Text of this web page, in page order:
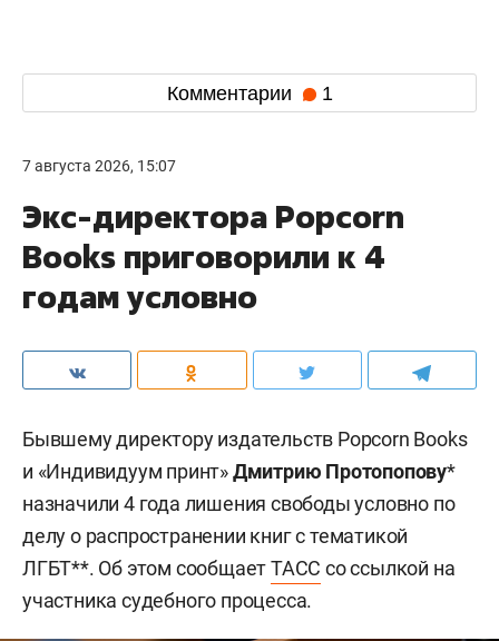
Комментарии 1
7 августа 2026, 15:07
Экс-директора Popcorn
Books приговорили к 4
годам условно
Бывшему директору издательств Popcorn Books
и «Индивидуум принт»Дмитрию Протопопову*
назначили 4 года лишения свободы условно по
делу о распространении книг с тематикой
ЛГБТ**. Об этом сообщаетТАСС со ссылкой на
участника судебного процесса.